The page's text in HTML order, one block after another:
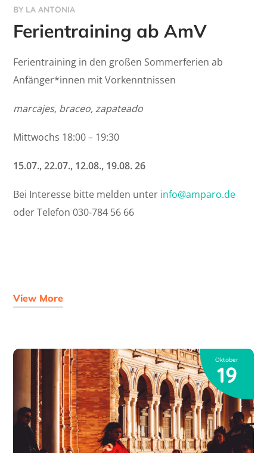
BY LA ANTONIA
Ferientraining ab AmV
Ferientraining in den großen Sommerferien ab
Anfänger*innen mit Vorkenntnissen
marcajes, braceo, zapateado
Mittwochs 18:00 – 19:30
15.07., 22.07., 12.08., 19.08. 26
Bei Interesse bitte melden unter info@amparo.de
oder Telefon 030-784 56 66
View More
Oktober
19